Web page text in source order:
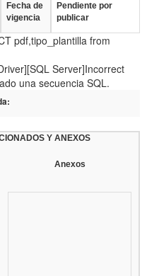
Fecha de
vigencia
Pendiente por
publicar
pdf,tipo_plantilla from
Server]Incorrect
una secuencia SQL.
Y ANEXOS
Anexos